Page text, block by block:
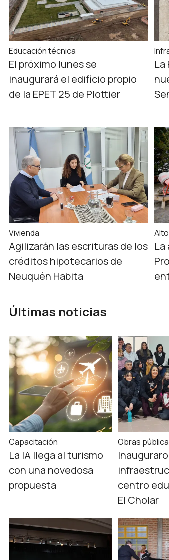
Educación técnica
El próximo lunes se
inaugurará el edificio propio
de la EPET 25 de Plottier
Vivienda
Agilizarán las escrituras de los
créditos hipotecarios de
Neuquén Habita
Últimas noticias
Capacitación
La IA llega al turismo
con una novedosa
propuesta
Obras
centro
El Cholar